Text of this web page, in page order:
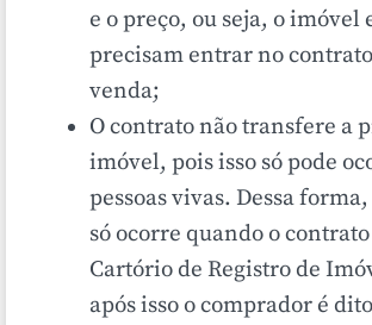
e o preço, ou seja, o imóvel
precisam entrar no
venda;
O contrato não transfere a
imóvel, pois isso só pode
pessoas vivas. Dessa
só ocorre quando o
Cartório de Registro de
após isso o comprador é